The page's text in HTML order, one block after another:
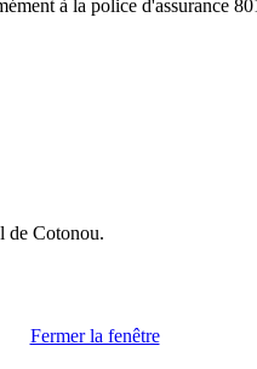
à la police d'assurance
de Cotonou.
Fermer la fenêtre